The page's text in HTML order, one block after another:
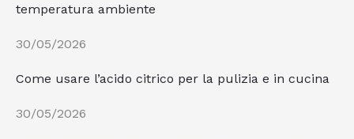
temperatura ambiente
30/05/2026
Come usare l’acido citrico per la pulizia e in cucina
30/05/2026